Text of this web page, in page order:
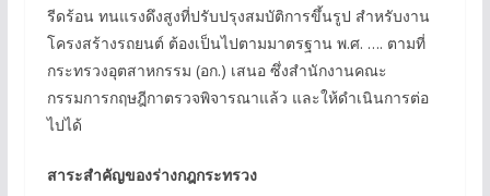
รีดร้อน ทนแรงดึงสูงที่ปรับปรุงสมบัติการขึ้นรูป สำหรับงาน
โครงสร้างรถยนต์ ต้องเป็นไปตามมาตรฐาน พ.ศ. …. ตามที่
กระทรวงอุตสาหกรรม (อก.) เสนอ ซึ่งสำนักงานคณะ
กรรมการกฤษฎีกาตรวจพิจารณาแล้ว และให้ดำเนินการต่อ
ไปได้
สาระสำคัญของร่างกฎกระทรวง